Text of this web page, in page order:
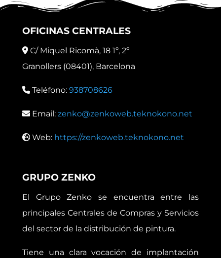
OFICINAS CENTRALES
C/ Miquel Ricomà, 18 1º, 2º
Granollers (08401), Barcelona
Teléfono: 938708626
Email: zenko@zenkoweb.teknokono.net
Web: https://zenkoweb.teknokono.net
GRUPO ZENKO
El Grupo Zenko se encuentra entre las
principales Centrales de Compras y Servicios
del sector de la distribución de pintura.
Tiene una clara vocación de implantación